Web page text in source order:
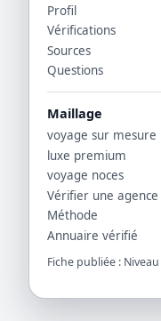
Profil
Vérifications
Sources
Questions
Maillage
voyage sur mesure
luxe premium
voyage noces
Vérifier une agence
Méthode
Annuaire vérifié
Fiche publiée :